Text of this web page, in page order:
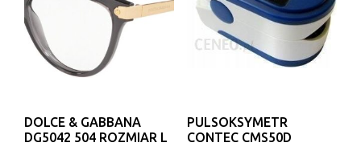
DOLCE & GABBANA
DG5042 504 ROZMIAR L
PULSOKSYMETR
CONTEC CMS50D